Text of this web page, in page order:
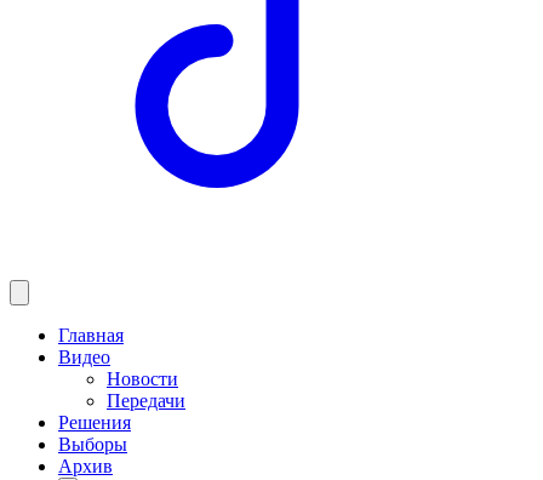
Главная
Видео
Новости
Передачи
Решения
Выборы
Архив